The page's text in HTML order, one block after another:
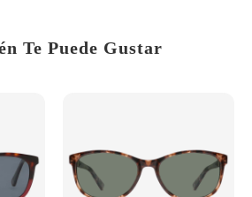
Te Puede Gustar